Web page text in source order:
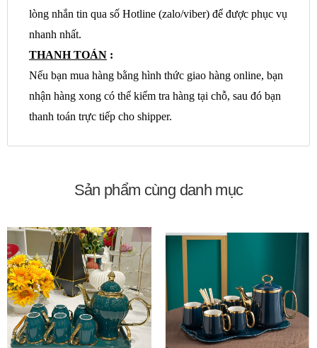
lòng nhắn tin qua số Hotline (zalo/viber) để được phục vụ
nhanh nhất.
THANH TOÁN :
Nếu bạn mua hàng bằng hình thức giao hàng online, bạn
nhận hàng xong có thể kiểm tra hàng tại chỗ, sau đó bạn
thanh toán trực tiếp cho shipper.
Sản phẩm cùng danh mục